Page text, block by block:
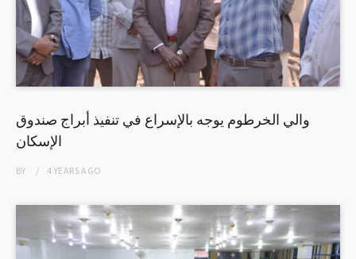
والي الخرطوم يوجه بالإسراع في تنفيذ أبراج صندوق
الإسكان
BY 4 YEARSAGO